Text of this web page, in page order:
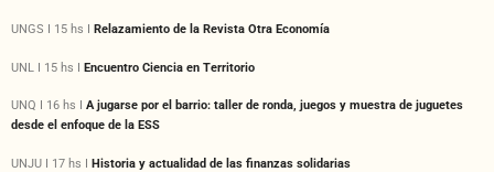
UNGS I 15 hs I Relazamiento de la Revista Otra Economía
UNL I 15 hs I Encuentro Ciencia en Territorio
UNQ I 16 hs I A jugarse por el barrio: taller de ronda, juegos y muestra de juguetes
desde el enfoque de la ESS
UNJU I 17 hs I Historia y actualidad de las finanzas solidarias